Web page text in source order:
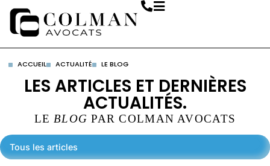
ACCUEIL ACTUALITÉ LE BLOG
LES ARTICLES ET DERNIÈRES
ACTUALITÉS.
LE BLOGPAR COLMAN AVOCATS
Tous les articles